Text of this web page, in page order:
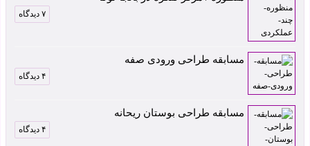
۷ دیدگاه
مسابقه طراحی ورودی صفه
۴ دیدگاه
مسابقه طراحی بوستان ریحانه
۴ دیدگاه